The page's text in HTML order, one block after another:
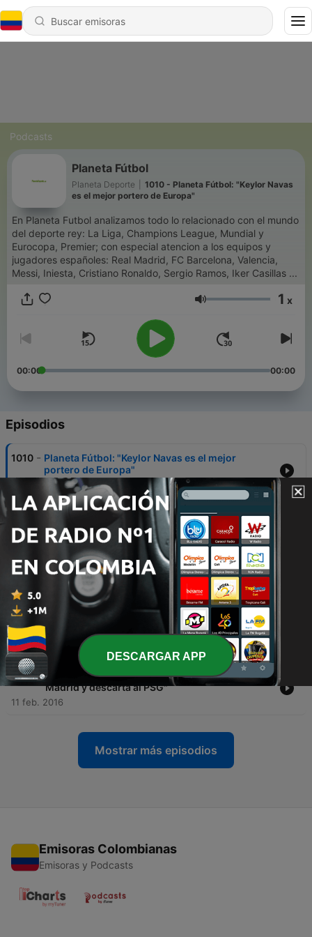
Podcasts
Planeta Fútbol
Planeta Deporte
1010 - Planeta Fútbol: "Keylor Navas
es el mejor portero de Europa"
En Planeta Futbol analizamos todo lo relacionado con el mundo
del deporte rey: La Liga, Champions League, Mundial y
Eurocopa, Premier; con especial atencion a los equipos y
jugadores españoles: Real Madrid, FC Barcelona, Valencia,
Messi, Iniesta, Cristiano Ronaldo, Sergio Ramos, Iker Casillas ...
Volumen 1 x
00:00 00:00
Episodios
1010 - Planeta Fútbol: "Keylor Navas es el mejor
portero de Europa"
17 feb. 2016
1009
Planeta Fútbol: "El FC Barcelona se queda sin el
Santiago Bernabéu para la final de Copa"
16 feb. 2016
1008
Planeta Fútbol: "Cristiano Ronaldo hace sonreír
al Real Madrid"
15 feb. 2016
Planeta Fútbol: "Leo Messi y el Barcelona
quieren venganza ante el Celta"
12 feb. 2016
1006 - Planeta Fútbol: "Eden Hazard elige al Real
Madrid y descarta al PSG"
11 feb. 2016
Mostrar más episodios
Emisoras Colombianas
Emisoras y Podcasts
DESCARGAR APP